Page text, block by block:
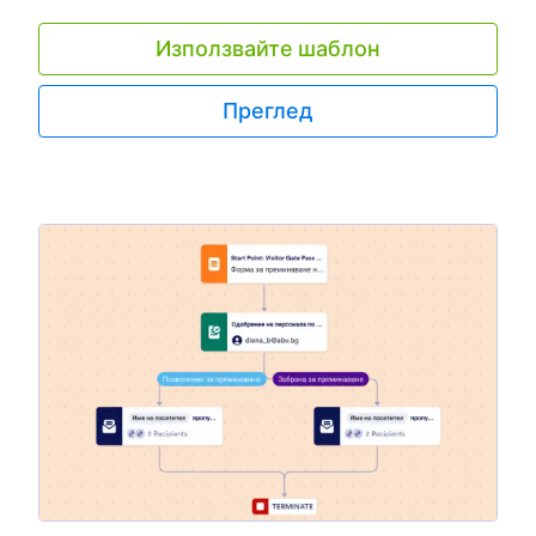
договори или който и да е член на вашата компания,
който искате. След това вашия мениджър за договори
ще прочете договора и ще избере да продължи с него
или не, като изпрати имейл за автоматично одобрение
или отказ до първоначалното лице, което е попълнило
условно разклоняване към вашия шаблон за процес на
одобрение на договор, да персонализирате имейли на
автоматичен отговор, да настроите известия, да
създадете времева рамка за отговори и други.
Членовете на потока на одобрение ще могат да
одобряват или отказват договори директно от
одобрение, ще можете да преглеждате процеса на
всяко устройство. Ускорете начина, по който
одобрявате договори с безплатен онлайн шаблон за
Използвайте шаблон
Преглед